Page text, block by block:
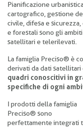
Pianificazione
cartografico, gestione
civile, difesa e
e forestali sono gli
satellitari e telerilevati.
La famiglia Preciso® è
derivati da dati
quadri conoscitivi in
specifiche di ogni
I prodotti della famiglia
Preciso® sono
perfettamente integrati